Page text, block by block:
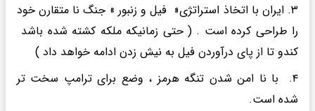
۳. ایران با اتخاذ استراتژی« فیل و زنبور » جنگ نا متقارن خود
را طراحی کرده است . ( حتی زمانیکه ملکه کشته شده باشد
کندو تا از پای درآوردن فیل به نیش زدن ادامه خواهد داد )
۴. با نا امن شدن تنگه هرمز ، وضع برای ترامپ سخت تر
شده است.